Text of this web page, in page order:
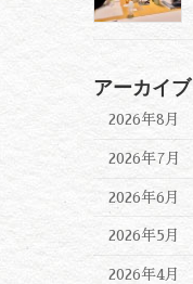
アーカイブ
2026年8月
2026年7月
2026年6月
2026年5月
2026年4月